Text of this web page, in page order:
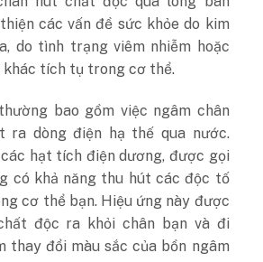
các vấn đề sức khỏe do kim
do tình trạng viêm nhiễm hoặc
khác tích tụ trong cơ thể.
bao gồm việc ngâm chân
ra dòng điện hạ thế qua nước.
hạt tích điện dương, được gọi
có khả năng thu hút các độc tố
cơ thể bạn. Hiệu ứng này được
độc ra khỏi chân bạn và đi
thay đổi màu sắc của bồn ngâm